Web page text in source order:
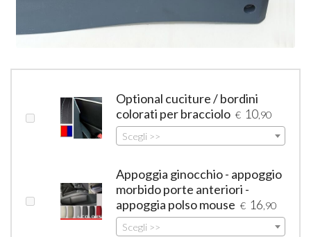
Optional cuciture / bordini
colorati per bracciolo € 10 ,90
Scegli >>
Appoggia ginocchio - appoggio
morbido porte anteriori -
appoggia polso mouse € 16 ,90
Scegli >>